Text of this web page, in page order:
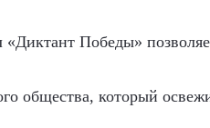
Победы»
общества, который